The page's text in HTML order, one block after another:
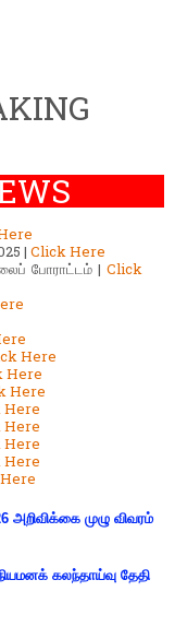
| Click Here
போராட்டம் | Click
Here
Here
Here
Here
Here
Here
Here
அறிவிக்கை முழு விவரம்
கலந்தாய்வு தேதி